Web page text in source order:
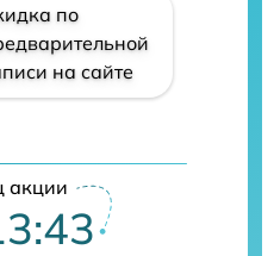
по
на сайте
акции